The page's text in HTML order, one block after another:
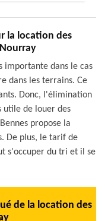
la location des
importante dans le cas
dans les terrains. Ce
Donc, l'élimination
utile de louer des
propose la
De plus, le tarif de
s'occuper du tri et il se
de la location des